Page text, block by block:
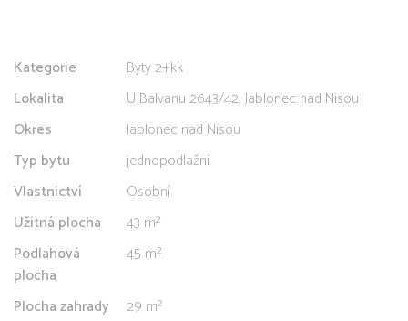
Kategorie
Byty 2+kk
Lokalita
U Balvanu 2643/42, Jablonec nad Nisou
Okres
Jablonec nad Nisou
Typ bytu
jednopodlažní
Vlastnictví
Osobní
Užitná plocha
43 m²
Podlahová
plocha
45 m²
Plocha zahrady
29 m²